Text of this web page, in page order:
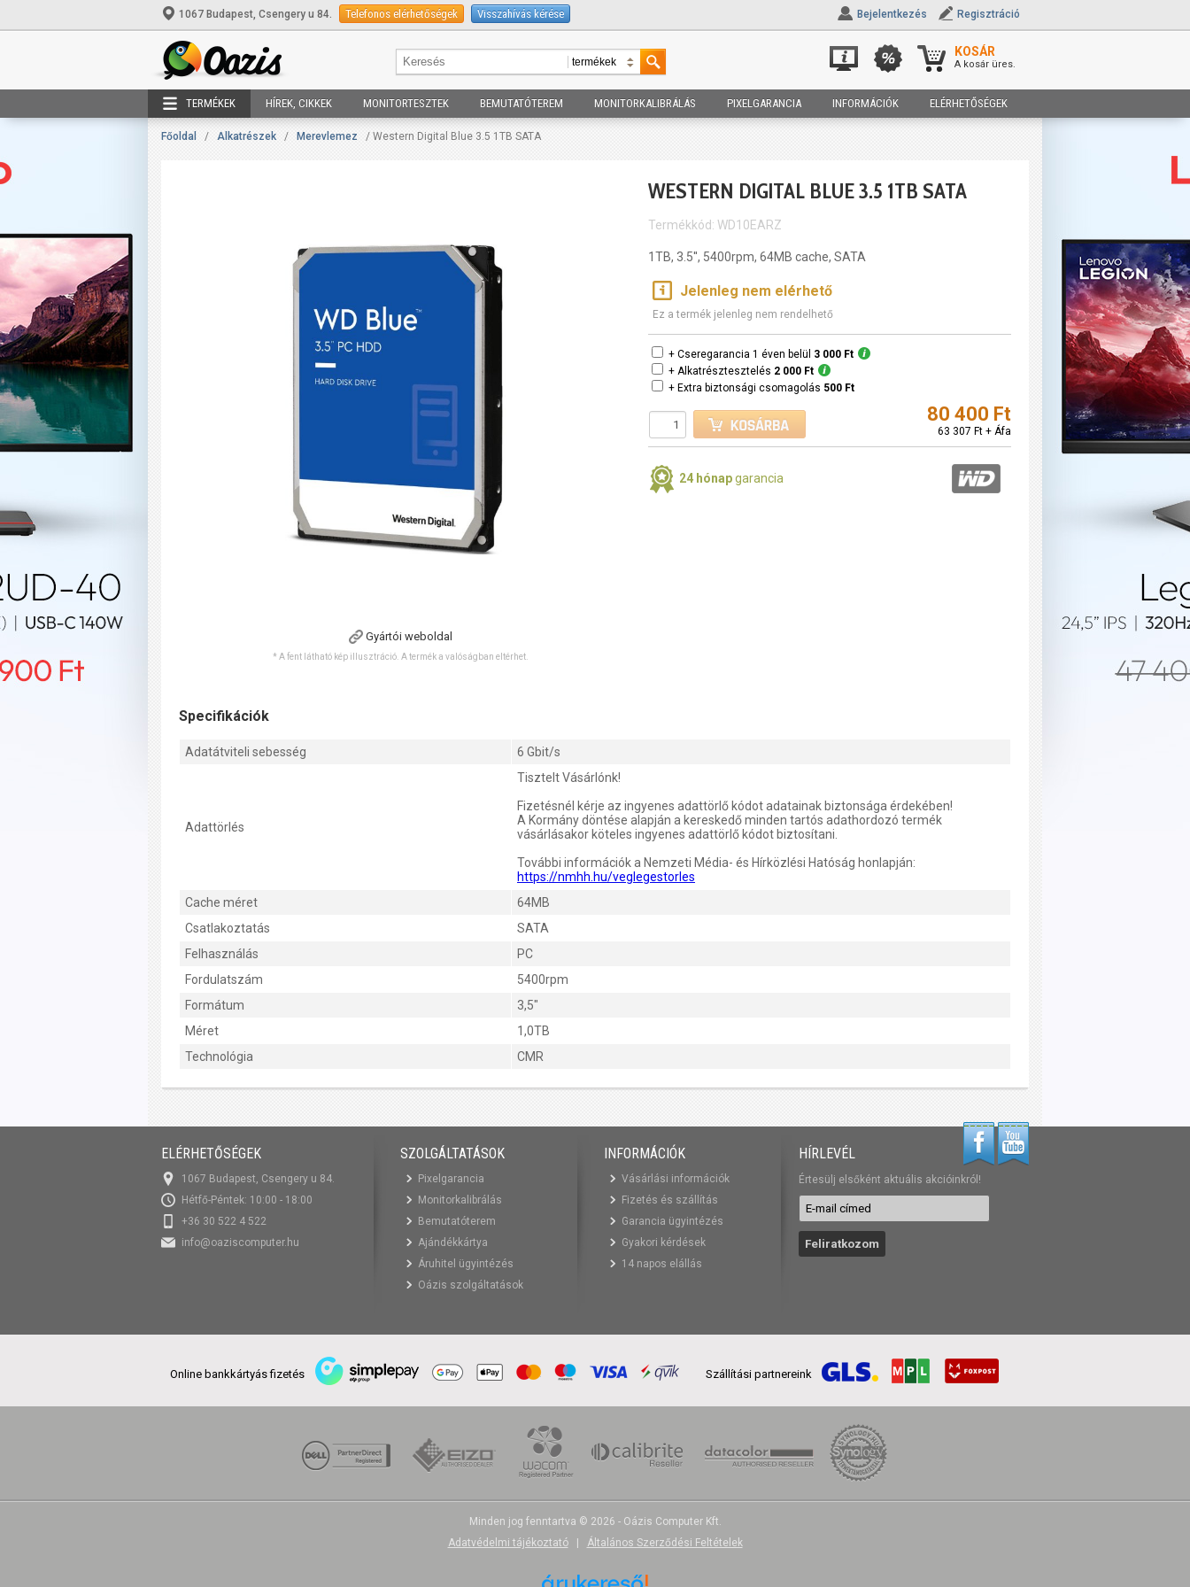
1067 Budapest, Csengery u 84. Telefonos elérhetőségek Visszahívás kérése Bejelentkezés Regisztráció
KOSÁR
A kosár üres.
TERMÉKEK HÍREK, CIKKEK MONITORTESZTEK BEMUTATÓTEREM MONITORKALIBRÁLÁS PIXELGARANCIA INFORMÁCIÓK ELÉRHETŐSÉGEK
Főoldal / Alkatrészek / Merevlemez / Western Digital Blue 3.5 1TB SATA
Gyártói weboldal
* A fent látható kép illusztráció. A termék a valóságban eltérhet.
WESTERN DIGITAL BLUE 3.5 1TB SATA
Termékkód: WD10EARZ
1TB, 3.5'', 5400rpm, 64MB cache, SATA
Jelenleg nem elérhető
Ez a termék jelenleg nem rendelhető
+ Cseregarancia 1 éven belül 3 000 Ft
+ Alkatrésztesztelés 2 000 Ft
+ Extra biztonsági csomagolás 500 Ft
80 400 Ft
63 307 Ft + Áfa
24 hónapgarancia
Specifikációk
Adatátviteli sebesség 6 Gbit/s
Adattörlés
Tisztelt Vásárlónk!
Fizetésnél kérje az ingyenes adattörlő kódot adatainak biztonsága érdekében!
A Kormány döntése alapján a kereskedő minden tartós adathordozó termék
vásárlásakor köteles ingyenes adattörlő kódot biztosítani.
További információk a Nemzeti Média- és Hírközlési Hatóság honlapján:
https://nmhh.hu/veglegestorles
Cache méret
64MB
Csatlakoztatás
SATA
Felhasználás
PC
Fordulatszám
5400rpm
Formátum
3,5"
Méret
1,0TB
Technológia
CMR
ELÉRHETŐSÉGEK
1067 Budapest, Csengery u 84.
Hétfő-Péntek: 10:00 - 18:00
+36 30 522 4 522
info@oaziscomputer.hu
SZOLGÁLTATÁSOK
Pixelgarancia
Monitorkalibrálás
Bemutatóterem
Ajándékkártya
Áruhitel ügyintézés
Oázis szolgáltatások
INFORMÁCIÓK
Vásárlási információk
Fizetés és szállítás
Garancia ügyintézés
Gyakori kérdések
14 napos elállás
HÍRLEVÉL
Értesülj elsőként aktuális akcióinkról!
Online bankkártyás fizetés Szállítási partnereink
Minden jog fenntartva © 2026 - Oázis Computer Kft.
Adatvédelmi tájékoztató
Általános Szerződési Feltételek